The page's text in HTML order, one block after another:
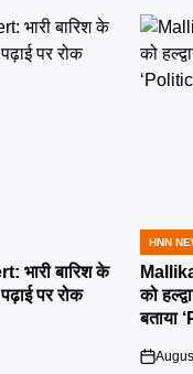
बारिश के
पर रोक
POSTED
IN
HNN
को
बताया
on